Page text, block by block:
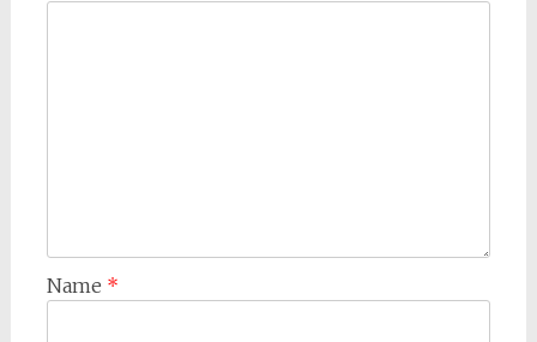
Name *